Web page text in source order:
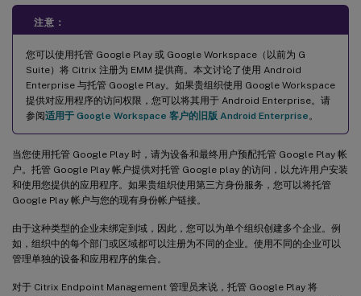
注意：
您可以使用托管 Google Play 或 Google Workspace（以前为 G
Suite）将 Citrix 注册为 EMM 提供商。本文讨论了使用 Android
Enterprise 与托管 Google Play。如果贵组织使用 Google Workspace
提供对应用程序的访问权限，您可以将其用于 Android Enterprise。请
参阅适用于 Google Workspace 客户的旧版 Android Enterprise。
当您使用托管 Google Play 时，请为设备和最终用户预配托管 Google Play 帐
户。托管 Google Play 帐户提供对托管 Google play 的访问，以允许用户安装
和使用您提供的应用程序。如果贵组织使用第三方身份服务，您可以将托管
Google Play 帐户与您的现有身份帐户链接。
由于这种类型的企业未绑定到域，因此，您可以为单个组织创建多个企业。例
如，组织中的每个部门或区域都可以注册为不同的企业。使用不同的企业可以
管理单独的设备和应用程序的集合。
对于 Citrix Endpoint Management 管理员来说，托管 Google Play 将